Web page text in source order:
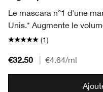
Le mascara n°1 d'une
Unis.* Augmente le
(1)
€32.50 €4.64/ml